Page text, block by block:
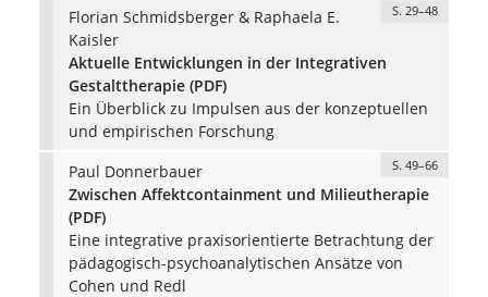
Florian Schmidsberger & Raphaela E.
Kaisler
S. 29–48
Aktuelle Entwicklungen in der Integrativen
Gestalttherapie (PDF)
Ein Überblick zu Impulsen aus der konzeptuellen
und empirischen Forschung
Paul Donnerbauer
S. 49–66
Zwischen Affektcontainment und Milieutherapie
(PDF)
Eine integrative praxisorientierte Betrachtung der
pädagogisch-psychoanalytischen Ansätze von
Cohen und Redl